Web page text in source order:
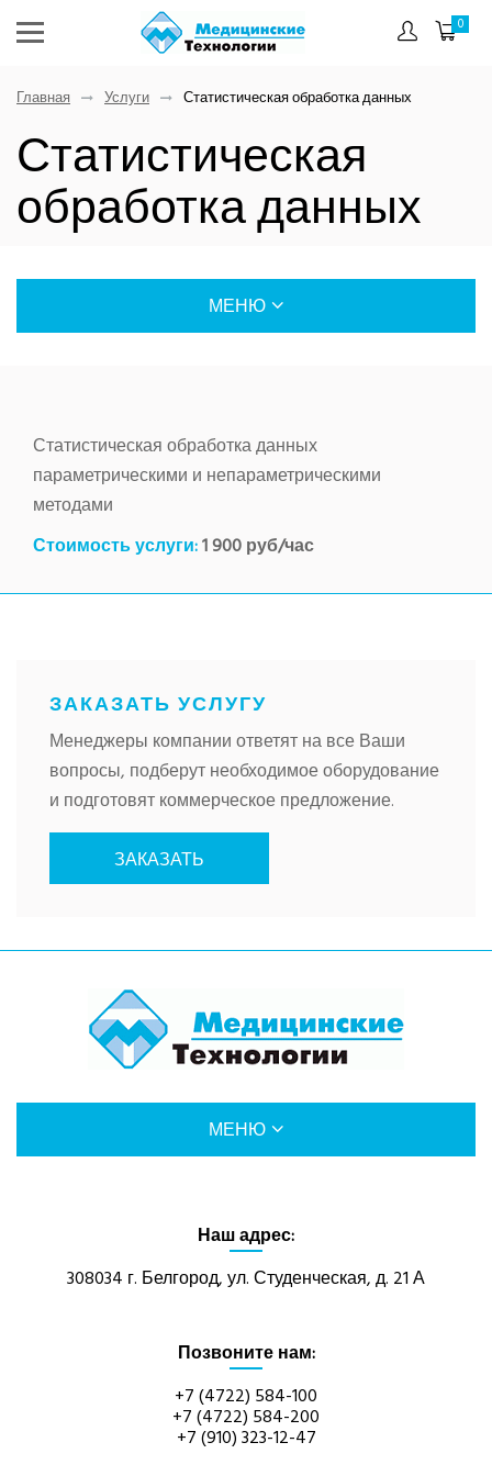
0
Главная Услуги Статистическая обработка данных
Статистическая
обработка данных
МЕНЮ
акушерства, гинекологии и хирургии
Сбор базы данных
Статистическая обработка данных
ТЕХНОЛОГИЧЕСКИЙ ЦИКЛ
Статистическая обработка данных
параметрическими и непараметрическими
методами
Стоимость услуги:1 900 руб/час
ЗАКАЗАТЬ УСЛУГУ
Менеджеры компании ответят на все Ваши
вопросы, подберут необходимое оборудование
и подготовят коммерческое предложение.
ЗАКАЗАТЬ
МЕНЮ
УСЛУГИ
ИНФОРМАЦИЯ
НОВОСТИ
Наш адрес:
308034 г. Белгород, ул. Студенческая, д. 21 А
Позвоните нам:
+7 (4722) 584-100
+7 (4722) 584-200
+7 (910) 323-12-47